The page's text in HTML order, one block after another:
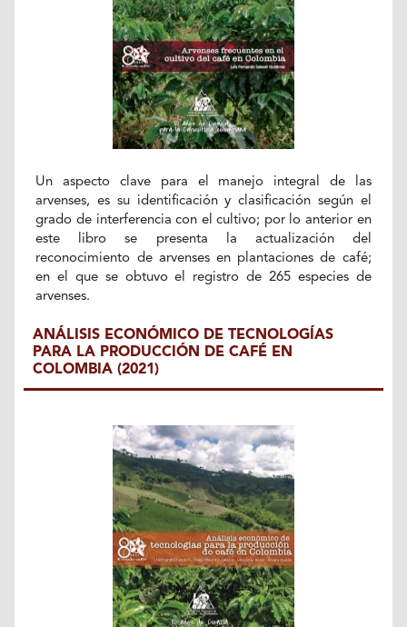
Un aspecto clave para el manejo integral de las
arvenses, es su identificación y clasificación según el
grado de interferencia con el cultivo; por lo anterior en
este libro se presenta la actualización del
reconocimiento de arvenses en plantaciones de café;
en el que se obtuvo el registro de 265 especies de
arvenses.
ANÁLISIS ECONÓMICO DE TECNOLOGÍAS
PARA LA PRODUCCIÓN DE CAFÉ EN
COLOMBIA (2021)